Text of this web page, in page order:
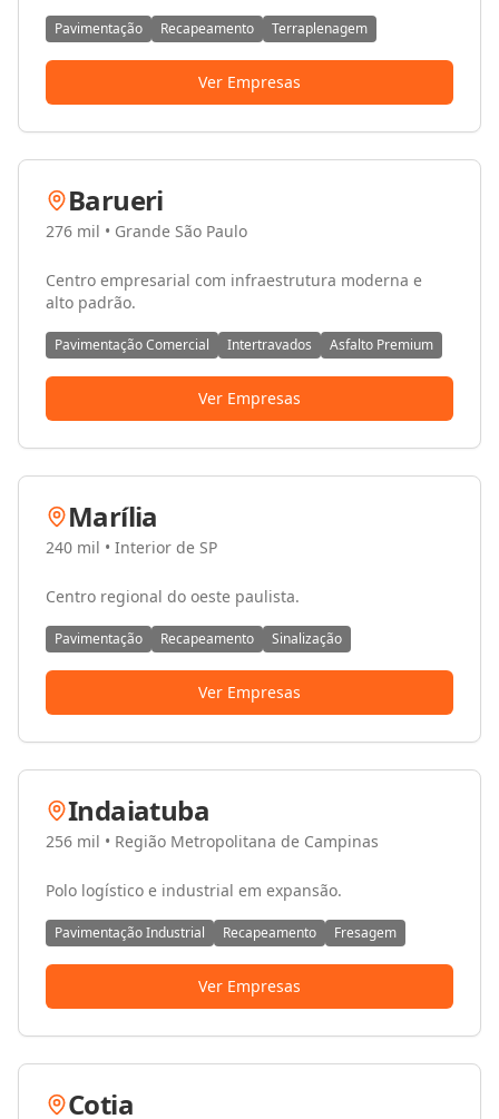
Pavimentação Recapeamento Terraplenagem
Ver Empresas
Barueri
276 mil • Grande São Paulo
Centro empresarial com infraestrutura moderna e
alto padrão.
Pavimentação Comercial Intertravados Asfalto Premium
Ver Empresas
Marília
240 mil • Interior de SP
Centro regional do oeste paulista.
Pavimentação Recapeamento Sinalização
Ver Empresas
Indaiatuba
256 mil • Região Metropolitana de Campinas
Polo logístico e industrial em expansão.
Pavimentação Industrial Recapeamento Fresagem
Ver Empresas
Cotia